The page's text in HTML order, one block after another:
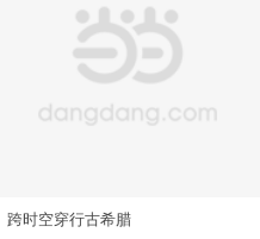
跨时空穿行古希腊